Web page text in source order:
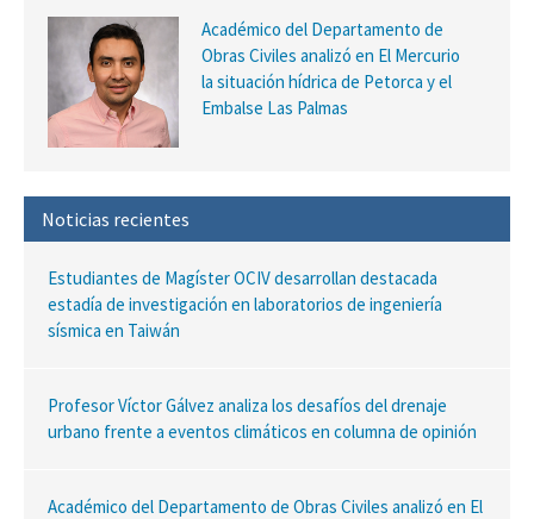
Académico del Departamento de
Obras Civiles analizó en El Mercurio
la situación hídrica de Petorca y el
Embalse Las Palmas
Noticias recientes
Estudiantes de Magíster OCIV desarrollan destacada
estadía de investigación en laboratorios de ingeniería
sísmica en Taiwán
Profesor Víctor Gálvez analiza los desafíos del drenaje
urbano frente a eventos climáticos en columna de opinión
Académico del Departamento de Obras Civiles analizó en El